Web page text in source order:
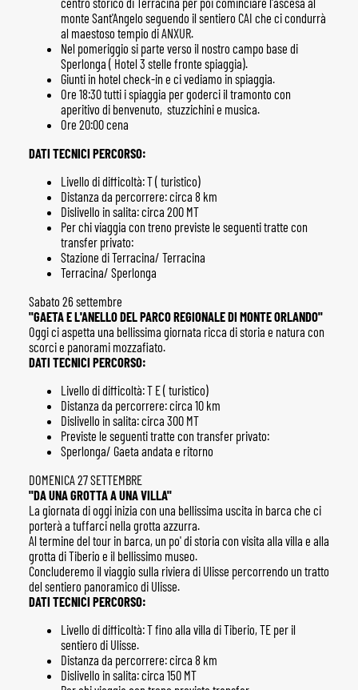
centro storico di Terracina per poi cominciare l'ascesa al
monte Sant'Angelo seguendo il sentiero CAI che ci condurrà
al maestoso tempio di ANXUR.
Nel pomeriggio si parte verso il nostro campo base di
Sperlonga ( Hotel 3 stelle fronte spiaggia).
Giunti in hotel check-in e ci vediamo in spiaggia.
Ore 18:30 tutti i spiaggia per goderci il tramonto con
aperitivo di benvenuto, stuzzichini e musica.
Ore 20:00 cena
DATI TECNICI PERCORSO:
Livello di difficoltà: T ( turistico)
Distanza da percorrere: circa 8 km
Dislivello in salita: circa 200 MT
Per chi viaggia con treno previste le seguenti tratte con
transfer privato:
Stazione di Terracina/ Terracina
Terracina/ Sperlonga
Sabato 26 settembre
"GAETA E L'ANELLO DEL PARCO REGIONALE DI MONTE ORLANDO"
Oggi ci aspetta una bellissima giornata ricca di storia e natura con
scorci e panorami mozzafiato.
DATI TECNICI PERCORSO:
Livello di difficoltà: T E ( turistico)
Distanza da percorrere: circa 10 km
Dislivello in salita: circa 300 MT
Previste le seguenti tratte con transfer privato:
Sperlonga/ Gaeta andata e ritorno
DOMENICA 27 SETTEMBRE
"DA UNA GROTTA A UNA VILLA"
La giornata di oggi inizia con una bellissima uscita in barca che ci
porterà a tuffarci nella grotta azzurra.
Al termine del tour in barca, un po' di storia con visita alla villa e alla
grotta di Tiberio e il bellissimo museo.
Concluderemo il viaggio sulla riviera di Ulisse percorrendo un tratto
del sentiero panoramico di Ulisse.
DATI TECNICI PERCORSO:
Livello di difficoltà: T fino alla villa di Tiberio, TE per il
sentiero di Ulisse.
Distanza da percorrere: circa 8 km
Dislivello in salita: circa 150 MT